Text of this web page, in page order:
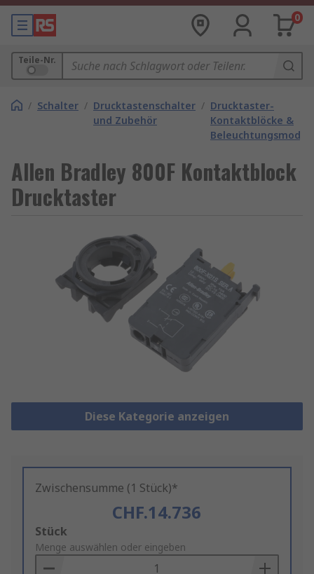
0
Teile-Nr.
/ Schalter / Drucktastenschalter
und Zubehör
/ Drucktaster-
Kontaktblöcke &
Allen Bradley 800F Kontaktblock
Drucktaster
Diese Kategorie anzeigen
Zwischensumme (1 Stück)*
CHF.14.736
Add
to
Basket
Stück
Menge auswählen oder eingeben